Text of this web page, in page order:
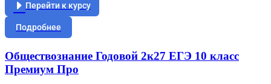
Перейти к курсу
Подробнее
Обществознание Годовой 2к27 ЕГЭ 10 класс
Премиум Про